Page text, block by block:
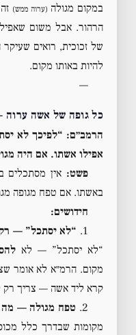
במקום מגולה (ערוה ממש)
הרהור. אבל משום
של זכוכית, רואים
להיות באותו מקום.
—
כל גופה של אשה
הרמב״ם: “לפיכך לא
אפילו אשתו. אם היה
פשט: אין מסתכלים
באשתו. אם טפח מגופה
חידושים:
1. “לא יסתכל” —
“לא יסתכל” — לא
מקום. הרמ״א לא אומר
קרא ליד אשה — צריך רק
2. טפח מגולה — מה
מקומות שבדרך כלל